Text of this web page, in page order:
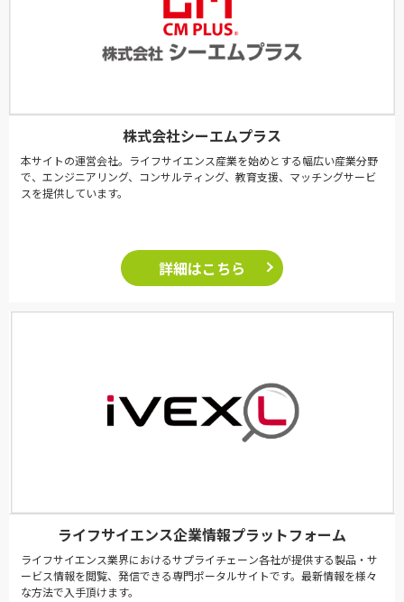
株式会社シーエムプラス
本サイトの運営会社。ライフサイエンス産業を始めとする幅広い産業分野
で、エンジニアリング、コンサルティング、教育支援、マッチングサービ
スを提供しています。
詳細はこちら
ライフサイエンス企業情報プラットフォーム
ライフサイエンス業界におけるサプライチェーン各社が提供する製品・サ
ービス情報を閲覧、発信できる専門ポータルサイトです。最新情報を様々
な方法で入手頂けます。